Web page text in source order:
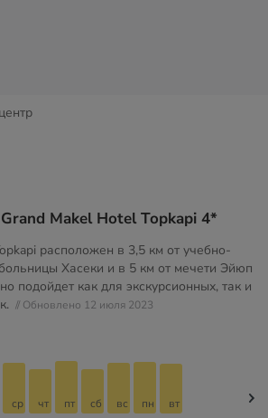
Makel Hotel Topkapi 4*
расположен в 3,5 км от учебно-
Хасеки и в 5 км от мечети Эйюп
подойдет как для экскурсионных, так и
// Обновлено 12 июля 2023
ср чт пт сб вс пн вт